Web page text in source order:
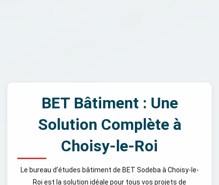
BET Bâtiment : Une
Solution Complète à
Choisy-le-Roi
Le bureau d’études bâtiment de BET Sodeba à Choisy-le-
Roi est la solution idéale pour tous vos projets de